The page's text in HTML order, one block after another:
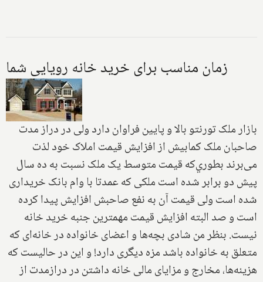
زمان مناسب براى خريد خانه رويايى شما
بازار ملک تورنتو بالا و پايين فراوان دارد ولى در دراز مدت
صاحبان ملک كما‌بيش از افزايش قيمت املاک خود لذت
مى‌برند بطوري‌كه قيمت متوسط يک ملک نسبت به ده سال
پيش دو برابر شده است ملكى كه عمدتا با وام بانک خريدارى
شده است ولى قيمت آن به نفع صاحبش افزايش پيدا كرده
است و صد البته افزايش قيمت مهمترين جنبه خريد خانه
نيست. بنظر من شادى بچه‌ها و اعضاى خانواده در خانه‌اى كه
متعلق به خانواده باشد مزه ديگرى دارد! و اين در حاليست كه
هزينه‌ها، مخارج و مزاياى مالى خانه داشتن در دراز‌مدت از